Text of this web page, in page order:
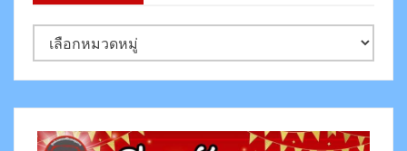
ม
ว
ด
ห